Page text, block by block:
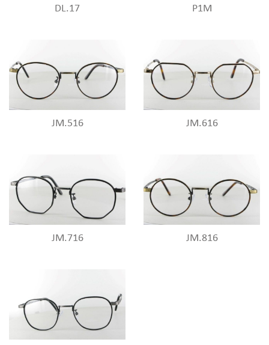
DL.17 P1M
JM.516 JM.616
JM.716 JM.816